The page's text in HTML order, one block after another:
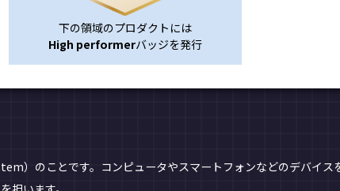
下の領域のプロダクトには
High performerバッジを発行
）のことです。コンピュータやスマートフォンなどのデバイ